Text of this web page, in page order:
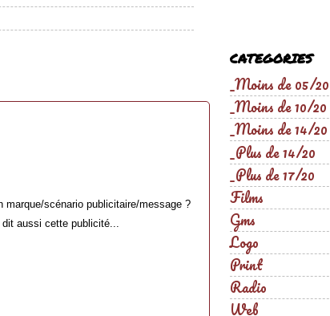
marque/scénario publicitaire/message ?
aussi cette publicité...
CATEGORIES
_Moins de 05/20
_Moins de 10/20
_Moins de 14/20
_Plus de 14/20
_Plus de 17/20
Films
Gms
Logo
Print
Radio
Web